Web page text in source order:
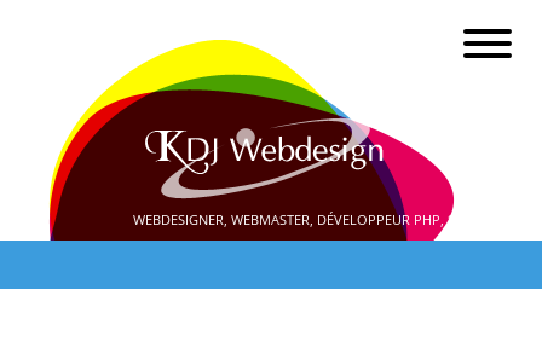
WEBDESIGNER, WEBMASTER, DÉVELOPPEUR PHP, SEO